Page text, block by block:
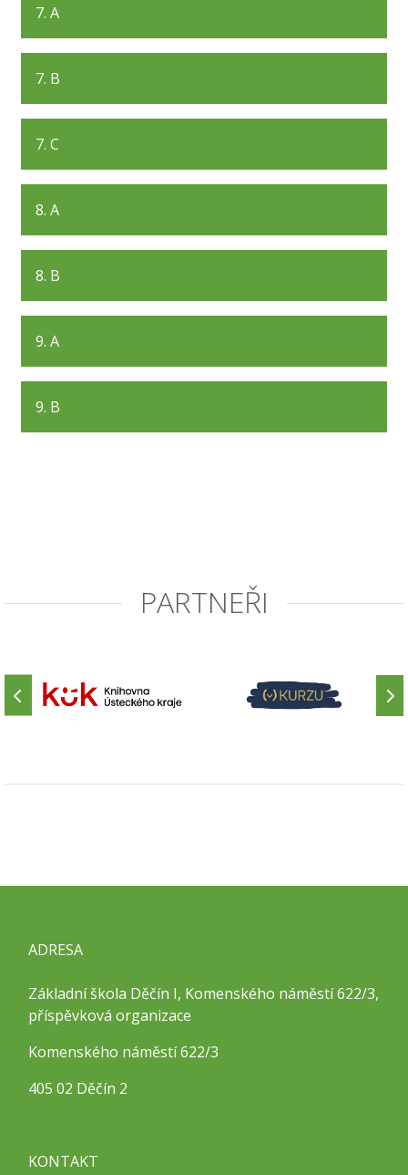
7. A
7. B
7. C
8. A
8. B
9. A
9. B
PARTNEŘI
ADRESA
Základní škola Děčín I, Komenského náměstí 622/3,
příspěvková organizace
Komenského náměstí 622/3
405 02 Děčín 2
KONTAKT